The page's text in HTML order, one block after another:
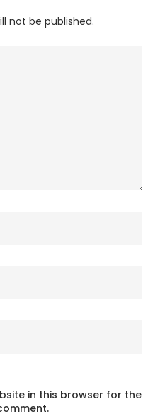
not be published.
in this browser for the